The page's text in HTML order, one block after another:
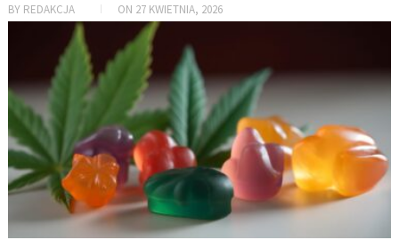
BY REDAKCJA ON 27 KWIETNIA, 2026